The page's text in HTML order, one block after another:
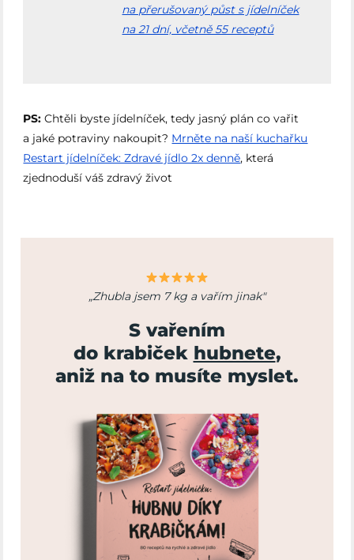
na přerušovaný půst s jídelníček
na 21 dní, včetně 55 receptů
PS: Chtěli byste jídelníček, tedy jasný plán co vařit
a jaké potraviny nakoupit? Mrněte na naší kuchařku
Restart jídelníček: Zdravé jídlo 2x denně⁠, která
zjednoduší váš zdravý život
„Zhubla jsem 7 kg a vařím jinak"
S vařením
do krabiček hubnete,
aniž na to musíte myslet.